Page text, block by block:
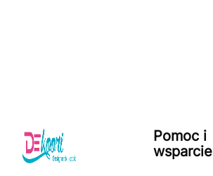
Pomoc i
wsparcie